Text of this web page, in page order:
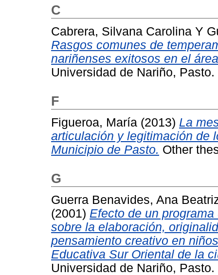
C
Cabrera, Silvana Carolina Y
Rasgos comunes de
nariñenses exitosos en el
Universidad de Nariño, Pasto.
F
Figueroa, María (2013) La
articulación y legitimación de
Municipio de Pasto. Other
G
Guerra Benavides, Ana
(2001) Efecto de un
sobre la elaboración,
pensamiento creativo en
Educativa Sur Oriental de la
Universidad de Nariño, Pasto.